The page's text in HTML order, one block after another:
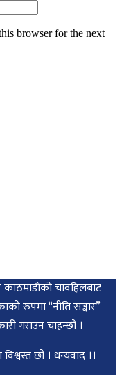
browser for the next
काठमाडाैंकाे चावहिलबाट
रुपमा “नीति सञ्चार”
गराउन चाहन्छौं ।
छौं । धन्यवाद ।।